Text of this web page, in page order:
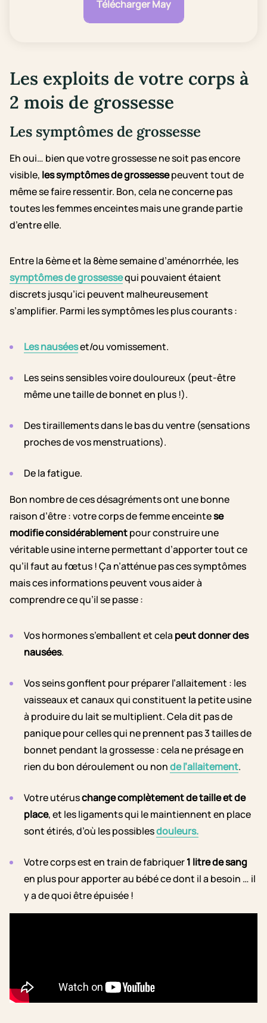
Télécharger May
Les exploits de votre corps à
2 mois de grossesse
Les symptômes de grossesse
Eh oui… bien que votre grossesse ne soit pas encore
visible, les symptômes de grossessepeuvent tout de
même se faire ressentir. Bon, cela ne concerne pas
toutes les femmes enceintes mais une grande partie
d’entre elle.
Entre la 6ème et la 8ème semaine d’aménorrhée, les
symptômes de grossessequi pouvaient étaient
discrets jusqu’ici peuvent malheureusement
s’amplifier. Parmi les symptômes les plus courants :
Les nauséeset/ou vomissement.
Les seins sensibles voire douloureux (peut-être
même une taille de bonnet en plus !).
Des tiraillements dans le bas du ventre (sensations
proches de vos menstruations).
De la fatigue.
Bon nombre de ces désagréments ont une bonne
raison d’être : votre corps defemme enceintese
modifie considérablementpour construire une
véritable usine interne permettant d’apporter tout ce
qu’il faut au fœtus ! Ça n’atténue pas ces symptômes
mais ces informations peuvent vous aider à
comprendre ce qu’il se passe :
Vos hormones s’emballent et cela peut donner des
nausées.
Vos seins gonflent pour préparer l’allaitement : les
vaisseaux et canaux qui constituent la petite usine
à produire du lait se multiplient. Cela dit pas de
panique pour celles qui ne prennent pas 3 tailles de
bonnet pendant la grossesse : cela ne présage en
rien du bon déroulement ou nonde l’allaitement.
Votre utéruschange complètement de taille et de
place, et les ligaments qui le maintiennent en place
sont étirés, d’où les possiblesdouleurs.
Votre corps est en train de fabriquer1 litre de sang
en plus pour apporter au bébé ce dont il a besoin … il
y a de quoi être épuisée !